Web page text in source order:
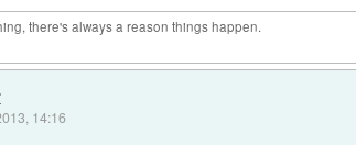
there's always a reason things happen.
14:16